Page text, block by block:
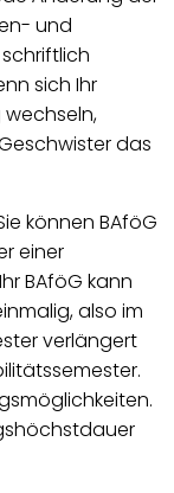
und
sich Ihr
wechseln,
das
können BAföG
einer
BAföG kann
also im
verlängert